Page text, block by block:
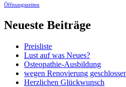
Öffnungszeiten
Neueste Beiträge
Preisliste
Lust auf was Neues?
Osteopathie-Ausbildung
wegen Renovierung
Herzlichen Glückwunsch